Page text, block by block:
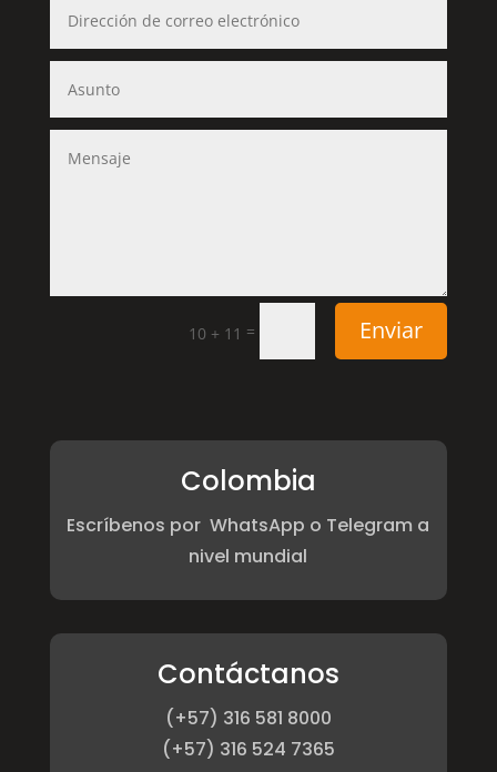
10 + 11 = Enviar
Colombia
Escríbenos por WhatsApp o Telegram a
nivel mundial
Contáctanos
(+57) 316 581 8000
(+57) 316 524 7365